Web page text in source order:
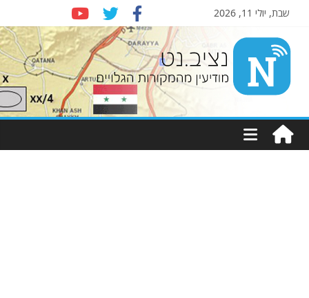
שבת, יולי 11, 2026
Nziv.net
מודיעין
מהמקורות